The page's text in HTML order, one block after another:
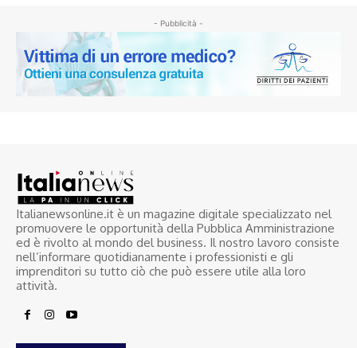
- Pubblicità -
Italianewsonline.it è un magazine digitale specializzato nel
promuovere le opportunità della Pubblica Amministrazione
ed è rivolto al mondo del business. Il nostro lavoro consiste
nell’informare quotidianamente i professionisti e gli
imprenditori su tutto ciò che può essere utile alla loro
attività.